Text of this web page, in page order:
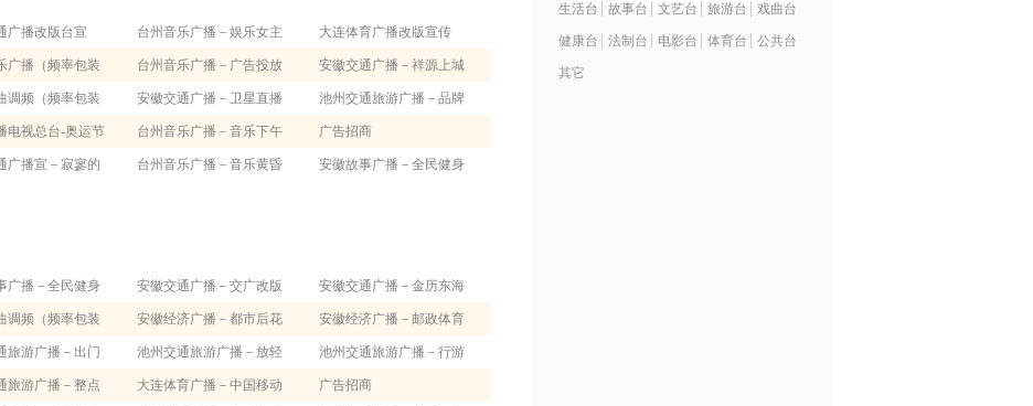
广播改版台宣 台州音乐广播－娱乐女主
播
大连体育广播改版宣传
广播（频率包装 台州音乐广播－广告投放
专线
安徽交通广播－祥源上城
国际整点交通信息
调频（频率包装 安徽交通广播－卫星直播
－奇瑞汽车50万辆下线盛况
池州交通旅游广播－品牌
秀
电视总台-奥运节
装套装）
台州音乐广播－音乐下午
茶
广告招商
广播宣－寂寥的 台州音乐广播－音乐黄昏 安徽故事广播－全民健身
广播－全民健身 安徽交通广播－交广改版 安徽交通广播－金历东海
徽园主播台
调频（频率包装 安徽经济广播－都市后花
园
安徽经济广播－邮政体育
前沿
旅游广播－出门 池州交通旅游广播－放轻
松
池州交通旅游广播－行游
天下1
旅游广播－整点 大连体育广播－中国移动 广告招商
生活台 故事台 文艺台 旅游台 戏曲台
健康台 法制台 电影台 体育台 公共台
其它